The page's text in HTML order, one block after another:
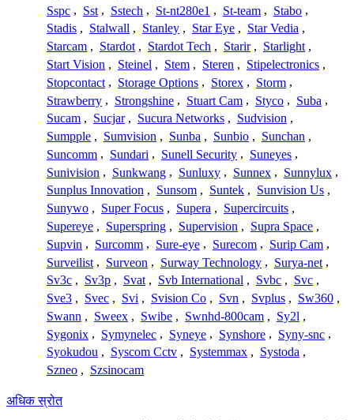
Sspc , Sst , Sstech , St-nt280e1 , St-team , Stabo ,
Stadis , Stalwall , Stanley , Star Eye , Star Vedia ,
Starcam , Stardot , Stardot Tech , Starir , Starlight ,
Start Vision , Steinel , Stem , Steren , Stipelectronics ,
Stopcontact , Storage Options , Storex , Storm ,
Strawberry , Strongshine , Stuart Cam , Styco , Suba ,
Sucam , Sucjar , Sucura Networks , Sudvision ,
Sumpple , Sumvision , Sunba , Sunbio , Sunchan ,
Suncomm , Sundari , Sunell Security , Suneyes ,
Sunivision , Sunkwang , Sunluxy , Sunnex , Sunnylux ,
Sunplus Innovation , Sunsom , Suntek , Sunvision Us ,
Sunywo , Super Focus , Supera , Supercircuits ,
Supereye , Superspring , Supervision , Supra Space ,
Supvin , Surcomm , Sure-eye , Surecom , Surip Cam ,
Surveilist , Surveon , Surway Technology , Surya-net ,
Sv3c , Sv3p , Svat , Svb International , Svbc , Svc ,
Sve3 , Svec , Svi , Svision Co , Svn , Svplus , Sw360 ,
Swann , Sweex , Swibe , Swnhd-800cam , Sy2l ,
Sygonix , Symynelec , Syneye , Synshore , Syny-snc ,
Syokudou , Syscom Cctv , Systemmax , Systoda ,
Szneo , Szsinocam
अधिक स्रोत